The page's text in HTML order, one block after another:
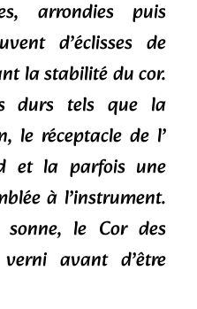
arrondies puis
d’éclisses de
la stabilité du cor.
durs tels que la
le réceptacle de l’
et la parfois une
à l’instrument.
sonne, le Cor des
avant d’être